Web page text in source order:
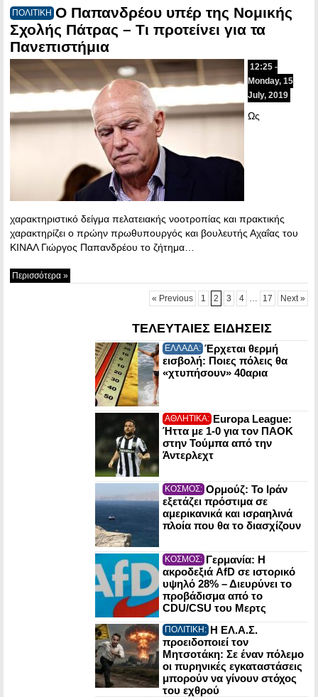
ΠΟΛΙΤΙΚΗ Ο Παπανδρέου υπέρ της Νομικής
Σχολής Πάτρας – Τι προτείνει για τα
Πανεπιστήμια
12:25 -
Monday, 15
July, 2019
Ως
χαρακτηριστικό δείγμα πελατειακής νοοτροπίας και πρακτικής
χαρακτηρίζει ο πρώην πρωθυπουργός και βουλευτής Αχαΐας του
ΚΙΝΑΛ Γιώργος Παπανδρέου το ζήτημα…
Περισσότερα »
« Previous 1 2 3 4 17 Next »
ΤΕΛΕΥΤΑΙΕΣ ΕΙΔΗΣΕΙΣ
ΕΛΛΑΔΑ: Έρχεται θερμή
εισβολή: Ποιες πόλεις θα
«χτυπήσουν» 40αρια
ΑΘΛΗΤΙΚΑ: Europa League:
Ήττα με 1-0 για τον ΠΑΟΚ
στην Τούμπα από την
Άντερλεχτ
ΚΟΣΜΟΣ: Ορμούζ: Το Ιράν
εξετάζει πρόστιμα σε
αμερικανικά και ισραηλινά
πλοία που θα το διασχίζουν
ΚΟΣΜΟΣ: Γερμανία: Η
ακροδεξιά AfD σε ιστορικό
υψηλό 28% – Διευρύνει το
προβάδισμα από το
CDU/CSU του Μερτς
ΠΟΛΙΤΙΚΗ: Η ΕΛ.Α.Σ.
προειδοποιεί τον
Μητσοτάκη: Σε έναν πόλεμο
οι πυρηνικές εγκαταστάσεις
μπορούν να γίνουν στόχος
του εχθρού